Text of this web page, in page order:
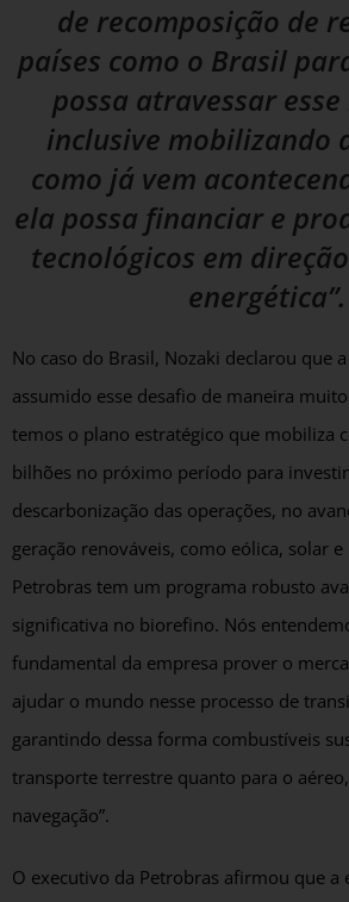
de recomposição de
países como o Brasil
possa atravessar
inclusive mobilizando
como já vem
ela possa financiar e
tecnológicos em
energética”.
No caso do Brasil, Nozaki declarou que
assumido esse desafio de maneira
temos o plano estratégico que mobiliza
bilhões no próximo período para
descarbonização das operações, no
geração renováveis, como eólica, solar
Petrobras tem um programa robusto
significativa no biorefino. Nós
fundamental da empresa prover o
ajudar o mundo nesse processo de
garantindo dessa forma combustíveis
transporte terrestre quanto para o
navegação”.
O executivo da Petrobras afirmou que a